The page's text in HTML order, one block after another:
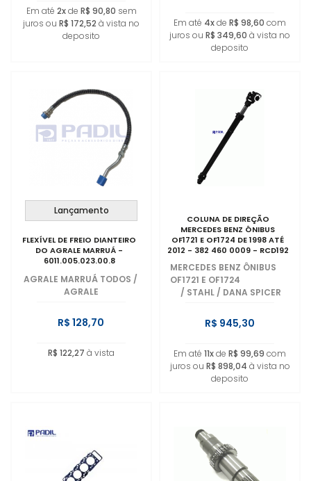
Em até 2xde R$ 90,80 sem
juros ou R$ 172,52 à vista no
deposito
Em até 4xde R$ 98,60 com
juros ou R$ 349,60 à vista no
deposito
Lançamento
FLEXÍVEL DE FREIO DIANTEIRO
DO AGRALE MARRUÁ -
6011.005.023.00.8
AGRALE MARRUÁ TODOS /
AGRALE
R$ 128,70
R$ 122,27 à vista
COLUNA DE DIREÇÃO
MERCEDES BENZ ÔNIBUS
OF1721 E OF1724 DE 1998 ATÉ
2012 - 382 460 0009 - RCD192
MERCEDES BENZ ÔNIBUS
OF1721 E OF1724
/ STAHL / DANA SPICER
R$ 945,30
Em até 11xde R$ 99,69 com
juros ou R$ 898,04 à vista no
deposito